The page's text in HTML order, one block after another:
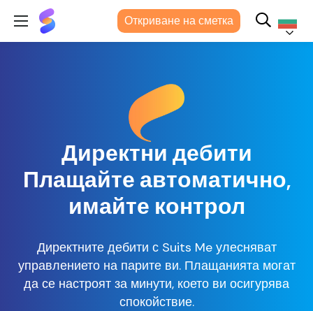
Suits
Me® Откриване на сметка
Директни дебити
Плащайте автоматично,
имайте контрол
Директните дебити с Suits Me улесняват
управлението на парите ви. Плащанията могат
да се настроят за минути, което ви осигурява
спокойствие.